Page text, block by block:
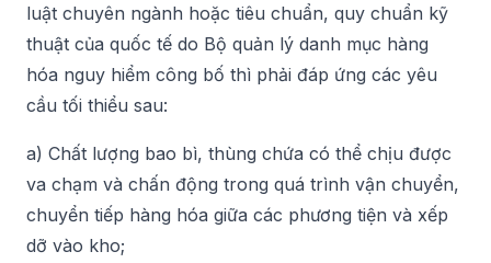
luật chuyên ngành hoặc tiêu chuẩn, quy chuẩn kỹ
thuật của quốc tế do Bộ quản lý danh mục hàng
hóa nguy hiểm công bố thì phải đáp ứng các yêu
cầu tối thiểu sau:
a) Chất lượng bao bì, thùng chứa có thể chịu được
va chạm và chấn động trong quá trình vận chuyển,
chuyển tiếp hàng hóa giữa các phương tiện và xếp
dỡ vào kho;